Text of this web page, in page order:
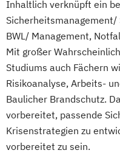
Englisch -
Englisch -
Englisch für den
Englisch für den
Englische
English for
Professional
Regenerative
Technische
Technische
Inhaltlich verknüpft ein
BWL/ Management,
Mit großer
Studiums auch Fächern
Risikoanalyse, Arbeits-
Baulicher Brandschutz.
vorbereitet, passende
Krisenstrategien zu
vorbereitet zu sein.